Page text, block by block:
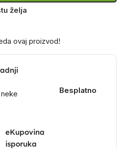
želja
ovaj proizvod!
Besplatno
eKupovina
isporuka